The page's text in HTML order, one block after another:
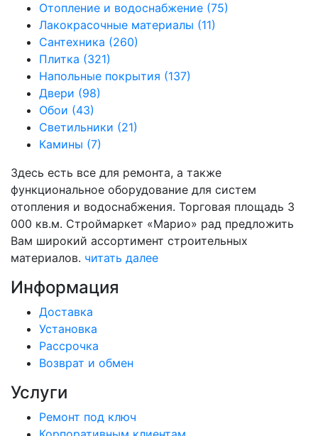
Отопление и водоснабжение (75)
Лакокрасочные материалы (11)
Сантехника (260)
Плитка (321)
Напольные покрытия (137)
Двери (98)
Обои (43)
Светильники (21)
Камины (7)
Здесь есть все для ремонта, а также
функциональное оборудование для систем
отопления и водоснабжения. Торговая площадь 3
000 кв.м. Строймаркет «Марио» рад предложить
Вам широкий ассортимент строительных
материалов. читать далее
Информация
Доставка
Установка
Рассрочка
Возврат и обмен
Услуги
Ремонт под ключ